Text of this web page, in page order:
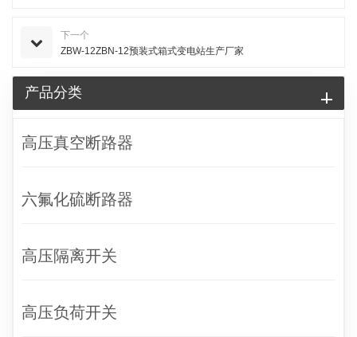
下一个
ZBW-12ZBN-12预装式箱式变电站生产厂家
产品分类
高压真空断路器
六氟化硫断路器
高压隔离开关
高压负荷开关